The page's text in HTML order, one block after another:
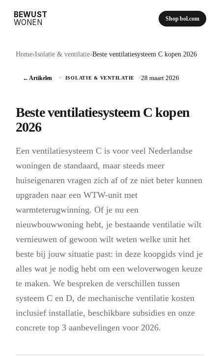
BEWUST
WONEN
Shop bol.com
Home›Isolatie & ventilatie›Beste ventilatiesysteem C kopen 2026
← Artikelen · ISOLATIE & VENTILATIE ·28 maart 2026
Beste ventilatiesysteem C kopen
2026
Een ventilatiesysteem C is voor veel Nederlandse
woningen de standaard, maar steeds meer
huiseigenaren vragen zich af of ze niet beter kunnen
upgraden naar een WTW-unit met
warmteterugwinning. Of je nu een
nieuwbouwwoning hebt, je bestaande ventilatie wilt
vernieuwen of gewoon wilt weten welke unit het
beste bij jouw situatie past: in deze koopgids vind je
alles wat je nodig hebt om een weloverwogen keuze
te maken. We bespreken de verschillen tussen
systeem C en D, de mechanische ventilatie kosten
inclusief installatie, beschikbare subsidies en onze
concrete top 3 aanbevelingen voor 2026.